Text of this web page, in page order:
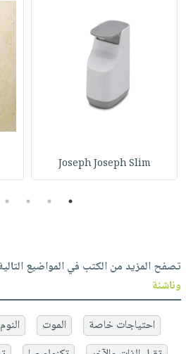
Joseph Joseph Slim
1
2
3
4
تصفح المزيد من الكتب في المواضيع
وناشئة
احتياجات خاصة الموت النوم